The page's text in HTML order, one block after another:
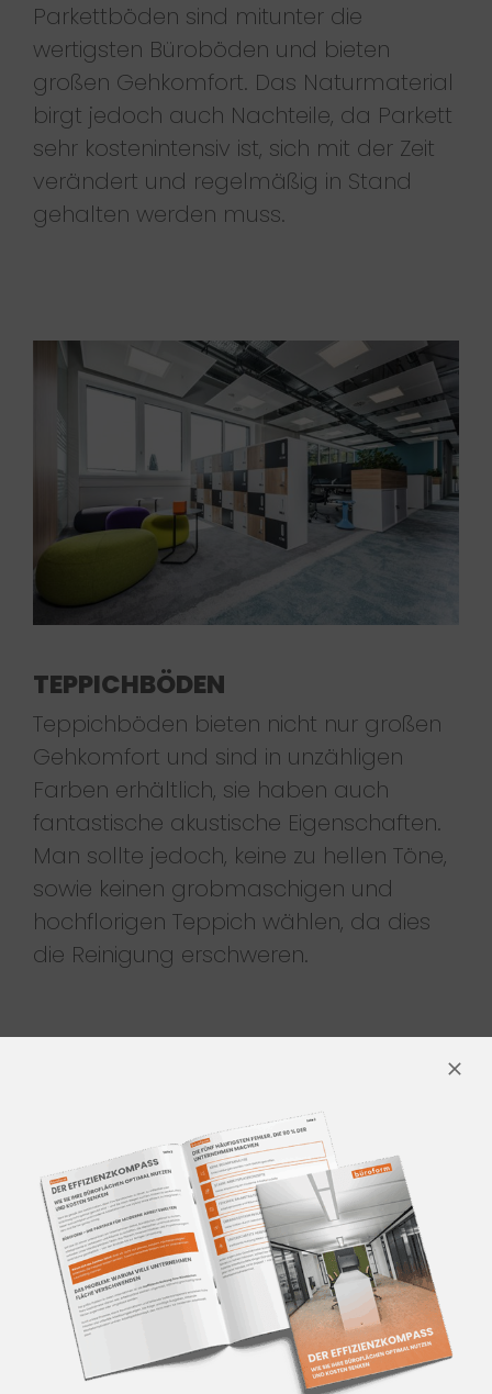
Parkettböden sind mitunter die
wertigsten Büroböden und bieten
großen Gehkomfort. Das Naturmaterial
birgt jedoch auch Nachteile, da Parkett
sehr kostenintensiv ist, sich mit der Zeit
verändert und regelmäßig in Stand
gehalten werden muss.
TEPPICHBÖDEN
Teppichböden bieten nicht nur großen
Gehkomfort und sind in unzähligen
Farben erhältlich, sie haben auch
fantastische akustische Eigenschaften.
Man sollte jedoch, keine zu hellen Töne,
sowie keinen grobmaschigen und
hochflorigen Teppich wählen, da dies
die Reinigung erschweren.